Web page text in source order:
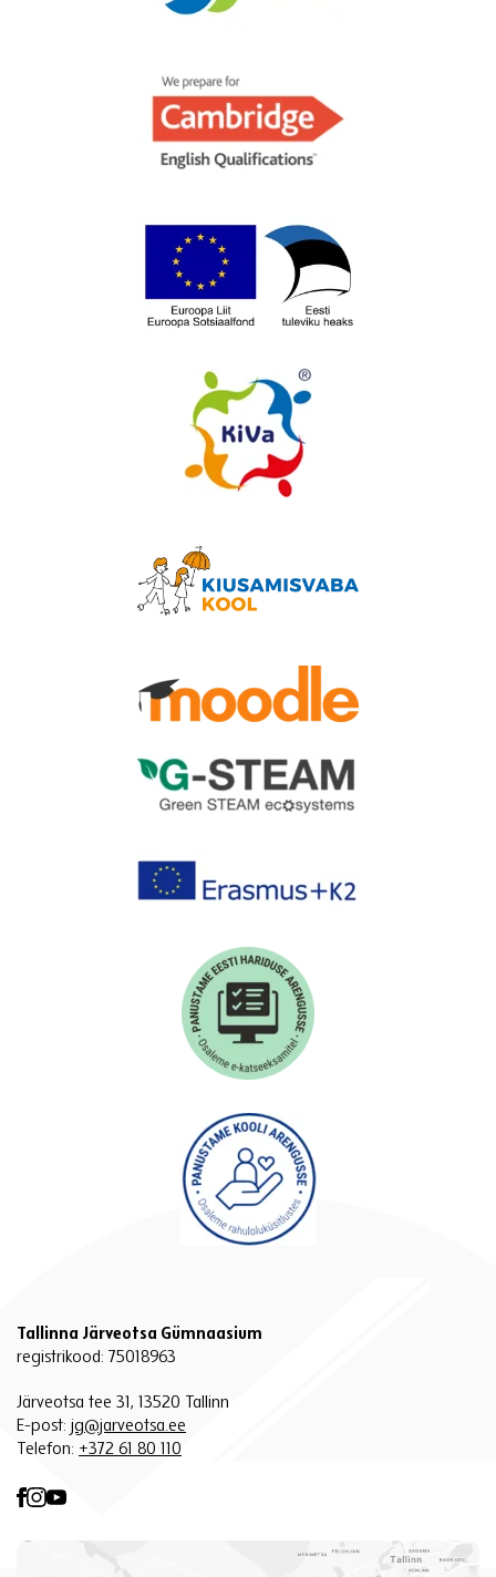
Tallinna Järveotsa Gümnaasium
registrikood: 75018963
Järveotsa tee 31, 13520 Tallinn
E-post: jg@jarveotsa.ee
Telefon: +372 61 80 110